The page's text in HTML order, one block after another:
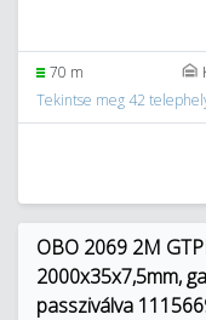
70 m
Tekintse meg 42
OBO 2069 2M
2000x35x7,5mm,
passziválva